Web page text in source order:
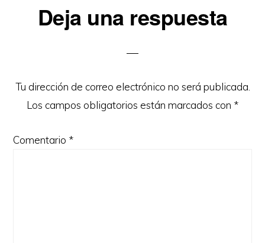
Interacciones
lectores
Deja una respuesta
Tu dirección de correo electrónico no será publicada.
Los campos obligatorios están marcados con *
Comentario *